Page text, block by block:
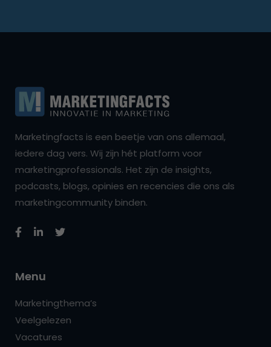
Marketingfacts is een beetje van ons allemaal,
iedere dag vers. Wij zijn hét platform voor
marketingprofessionals. Het zijn de insights,
podcasts, blogs, opinies en recencies die ons als
marketingcommunity binden.
Menu
Marketingthema’s
Veelgelezen
Vacatures